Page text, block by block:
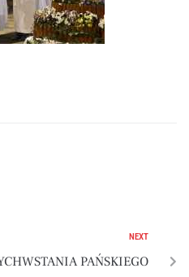
NEXT
PAŃSKIEGO